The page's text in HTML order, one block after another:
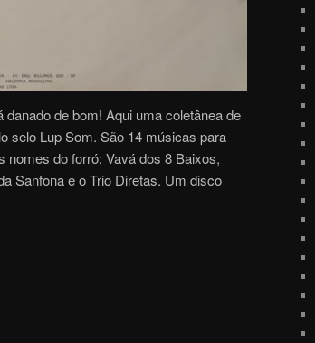
de bom! Aqui uma coletânea de
selo Lup Som. São 14 músicas para
nomes do forró: Vavá dos 8 Baixos,
Sanfona e o Trio Diretas. Um disco